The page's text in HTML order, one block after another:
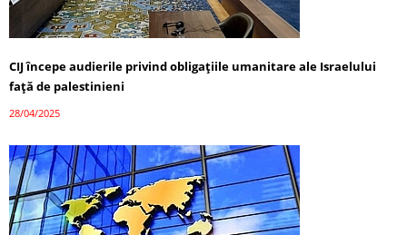
CIJ începe audierile privind obligațiile umanitare ale Israelului
față de palestinieni
28/04/2025